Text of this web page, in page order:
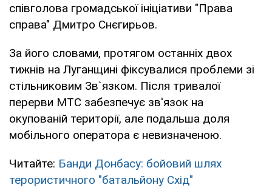
співголова громадської ініціативи "Права
справа" Дмитро Снєгирьов.
За його словами, протягом останніх двох
тижнів на Луганщині фіксувалися проблеми зі
стільниковим Зв`язком. Після тривалої
перерви МТС забезпечує зв'язок на
окупованій території, але подальша доля
мобільного оператора є невизначеною.
Читайте: Банди Донбасу: бойовий шлях
терористичного "батальйону Схід"